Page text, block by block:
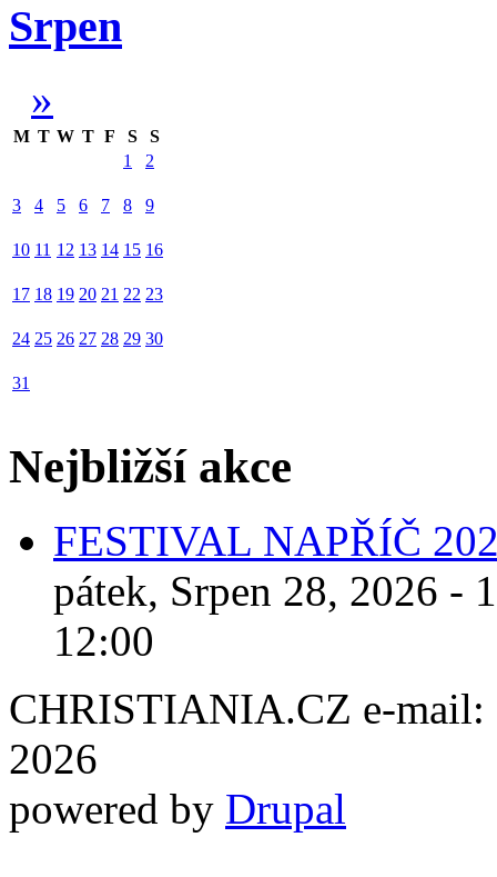
Srpen
»
M T W T F S
S
1
2
3 4 5 6 7 8 9
10 11 12 13 14 15 16
17 18 19 20 21 22 23
24 25 26 27 28 29 30
31
Nejbližší akce
FESTIVAL NAPŘÍČ
pátek, Srpen 28, 2026 -
12:00
CHRISTIANIA.CZ e-mail:
2026
powered by Drupal